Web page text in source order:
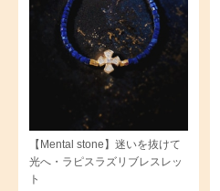
【Mental stone】迷いを抜けて
光へ・ラピスラズリブレスレッ
ト